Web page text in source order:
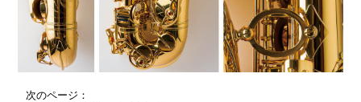
次のページ：